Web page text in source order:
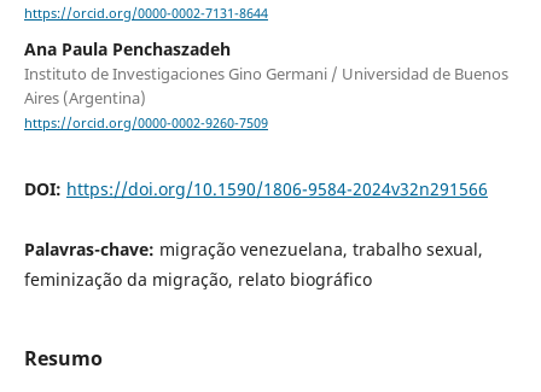
https://orcid.org/0000-0002-7131-8644
Ana Paula Penchaszadeh
Instituto de Investigaciones Gino Germani / Universidad de Buenos
Aires (Argentina)
https://orcid.org/0000-0002-9260-7509
DOI: https://doi.org/10.1590/1806-9584-2024v32n291566
Palavras-chave: migração venezuelana, trabalho sexual,
feminização da migração, relato biográfico
Resumo